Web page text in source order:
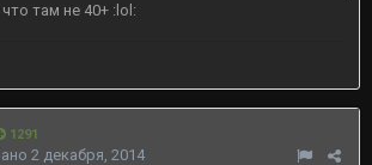
там не 40+ :lol:
1291
2 декабря, 2014